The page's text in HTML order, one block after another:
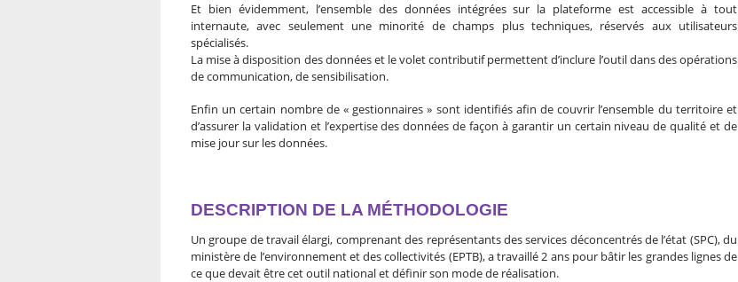
Et bien évidemment, l’ensemble des données intégrées sur la plateforme est accessible à tout
internaute, avec seulement une minorité de champs plus techniques, réservés aux utilisateurs
spécialisés.
La mise à disposition des données et le volet contributif permettent d’inclure l’outil dans des opérations
de communication, de sensibilisation.
Enfin un certain nombre de « gestionnaires » sont identifiés afin de couvrir l’ensemble du territoire et
d’assurer la validation et l’expertise des données de façon à garantir un certain niveau de qualité et de
mise jour sur les données.
DESCRIPTION DE LA MÉTHODOLOGIE
Un groupe de travail élargi, comprenant des représentants des services déconcentrés de l’état (SPC), du
ministère de l’environnement et des collectivités (EPTB), a travaillé 2 ans pour bâtir les grandes lignes de
ce que devait être cet outil national et définir son mode de réalisation.